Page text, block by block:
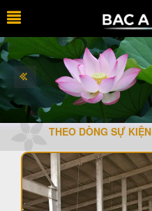
THEO DÒNG SỰ KIỆN